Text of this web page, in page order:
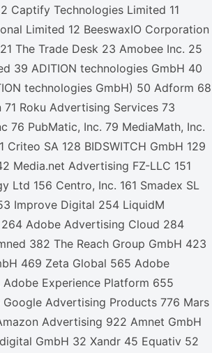
Captify Technologies Limited 11
Limited 12 BeeswaxIO Corporation
The Trade Desk 23 Amobee Inc. 25
39 ADITION technologies GmbH 40
technologies GmbH) 50 Adform 68
Roku Advertising Services 73
76 PubMatic, Inc. 79 MediaMath, Inc.
Criteo SA 128 BIDSWITCH GmbH 129
Media.net Advertising FZ-LLC 151
Ltd 156 Centro, Inc. 161 Smadex SL
Improve Digital 254 LiquidM
Adobe Advertising Cloud 284
382 The Reach Group GmbH 423
469 Zeta Global 565 Adobe
Adobe Experience Platform 655
Advertising Products 776 Mars
Advertising 922 Amnet GmbH
GmbH 32 Xandr 45 Equativ 52